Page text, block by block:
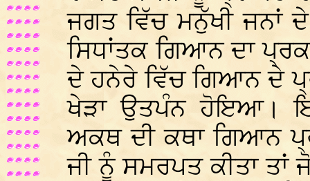
ਜਗਤ ਵਿੱਚ ਮਨੁੱਖੀ ਜਨਾਂ
ਸਿਧਾਂਤਕ ਗਿਆਨ ਦਾ
ਦੇ ਹਨੇਰੇ ਵਿੱਚ ਗਿਆਨ ਦੇ
ਖੇੜਾ ਉਤਪੰਨ ਹੋਇਆ।
ਅਕਥ ਦੀ ਕਥਾ ਗਿਆਨ
ਜੀ ਨੂੰ ਸਮਰਪਤ ਕੀਤਾ ਤਾਂ